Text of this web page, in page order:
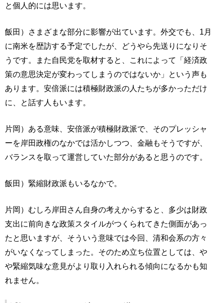
と個人的には思います。
飯田）さまざまな部分に影響が出ています。外交でも、1月
に南米を歴訪する予定でしたが、どうやら先送りになりそ
うです。また自民党を取材すると、これによって「経済政
策の意思決定が変わってしまうのではないか」という声も
あります。安倍派には積極財政派の人たちが多かっただけ
に、と話す人もいます。
片岡）ある意味、安倍派が積極財政派で、そのプレッシャ
ーを岸田政権のなかでは活かしつつ、金融もそうですが、
バランスを取って運営していた部分があると思うのです。
飯田）緊縮財政派もいるなかで。
片岡）むしろ岸田さん自身の考えからすると、多少は財政
支出に前向きな政策スタイルがつくられてきた側面があっ
たと思いますが、そういう意味では今回、清和会系の方々
がいなくなってしまった。そのため立ち位置としては、や
や緊縮気味な意見がより取り入れられる傾向になるかも知
れません。